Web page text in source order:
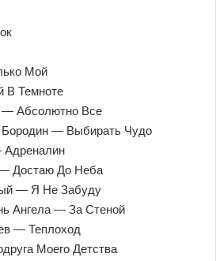
Мой
В Темноте
— Абсолютно Все
— Выбирать Чудо
Достаю До Неба
— Я Не Забуду
Ангела — За Стеной
— Теплоход
Моего Детства